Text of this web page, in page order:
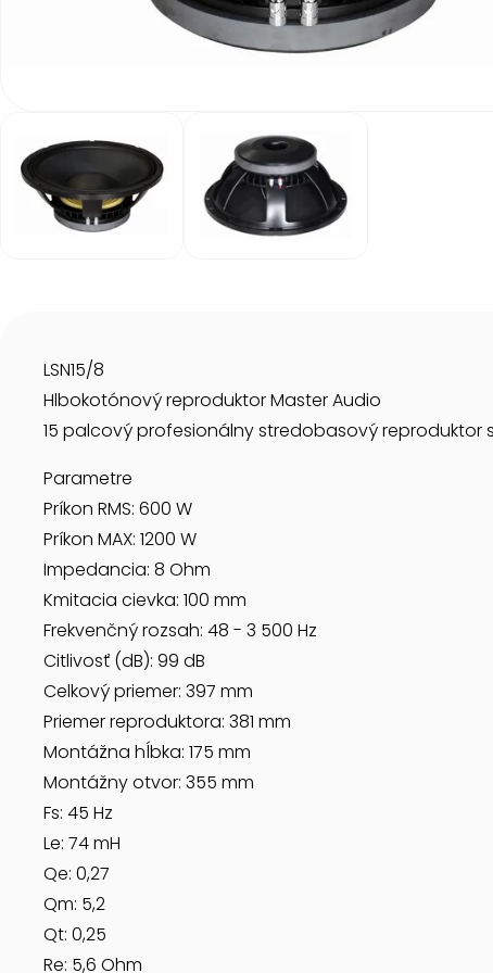
LSN15/8
Hlbokotónový reproduktor Master Audio
15 palcový profesionálny stredobasový
Parametre
Príkon RMS: 600 W
Príkon MAX: 1200 W
Impedancia: 8 Ohm
Kmitacia cievka: 100 mm
Frekvenčný rozsah: 48 - 3 500 Hz
Citlivosť (dB): 99 dB
Celkový priemer: 397 mm
Priemer reproduktora: 381 mm
Montážna hĺbka: 175 mm
Montážny otvor: 355 mm
Fs: 45 Hz
Le: 74 mH
Qe: 0,27
Qm: 5,2
Qt: 0,25
Re: 5,6 Ohm